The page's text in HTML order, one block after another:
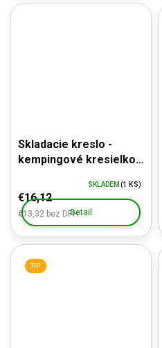
Skladacie kreslo -
kempingové kresielko -
€13,32 bez DPH
€16,12
SKLADEM (1 KS)
Detail
TIP